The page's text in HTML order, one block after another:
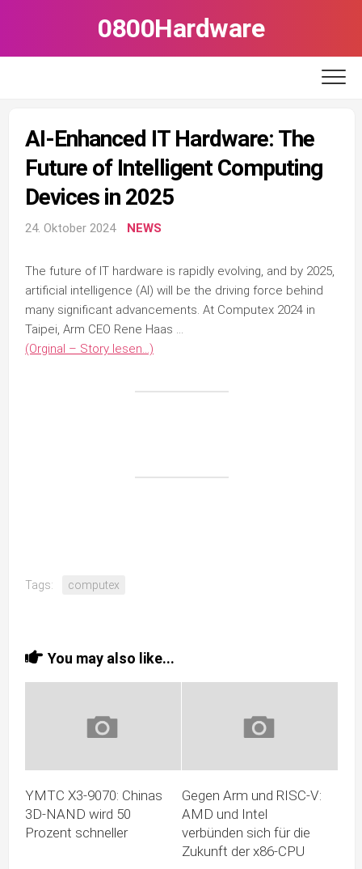
0800Hardware
AI-Enhanced IT Hardware: The
Future of Intelligent Computing
Devices in 2025
24. Oktober 2024 NEWS
The future of IT hardware is rapidly evolving, and by 2025,
artificial intelligence (AI) will be the driving force behind
many significant advancements. At Computex 2024 in
Taipei, Arm CEO Rene Haas …
(Orginal – Story lesen…)
Tags: computex
You may also like...
YMTC X3-9070: Chinas
3D-NAND wird 50
Prozent schneller
Gegen Arm und RISC-V:
AMD und Intel
verbünden sich für die
Zukunft der x86-CPU